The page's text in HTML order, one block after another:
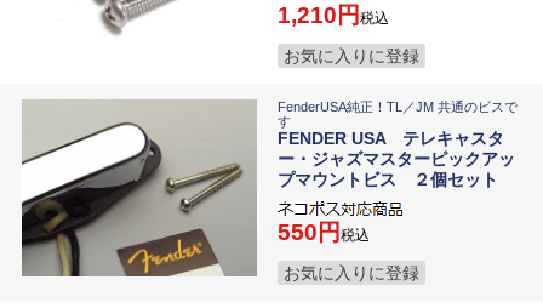
1,210 税込
お気に入りに登録
FenderUSA純正！TL／JM 共通のビスで
す
FENDER USA テレキャスタ
ー・ジャズマスターピックアッ
プマウントビス ２個セット
550 税込
お気に入りに登録